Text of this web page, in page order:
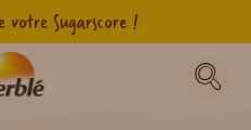
votre Sugarscore !